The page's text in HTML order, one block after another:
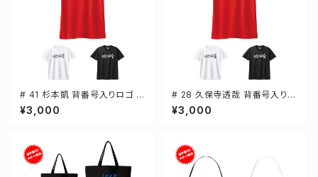
# 41 杉本凱 背番号入りロゴ ド
ライTシャツ 半袖 選手還元 3カ
ラー S-5Lサイズ 000300
¥3,000
# 28 久保寺透哉 背番号入りロ
ゴ ドライTシャツ 半袖 選手還元
3カラー S-5Lサイズ 000300
¥3,000